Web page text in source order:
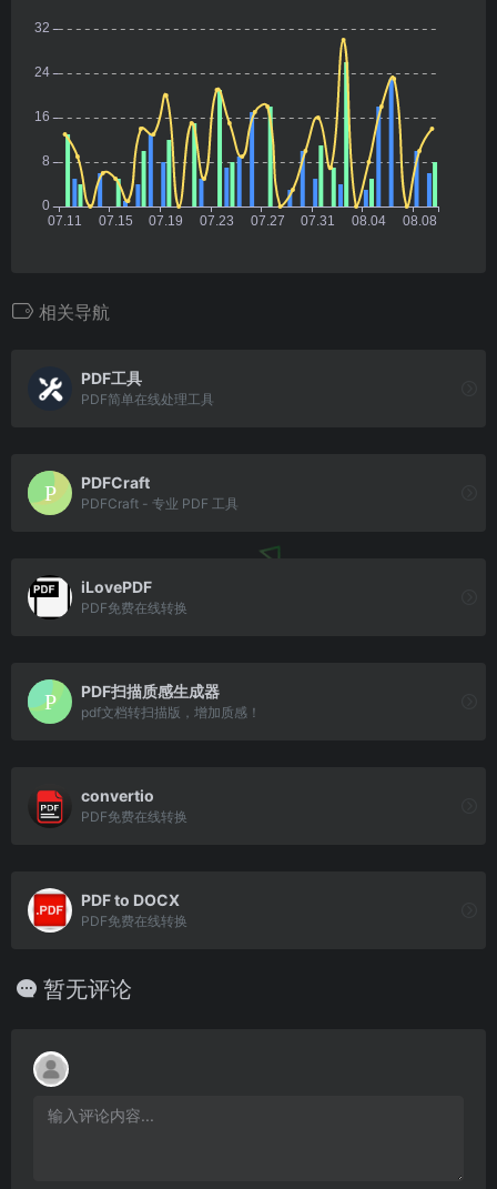
相关导航
PDF工具
PDF简单在线处理工具
PDFCraft
PDFCraft - 专业 PDF 工具
iLovePDF
PDF免费在线转换
PDF扫描质感生成器
pdf文档转扫描版，增加质感！
convertio
PDF免费在线转换
PDF to DOCX
PDF免费在线转换
暂无评论